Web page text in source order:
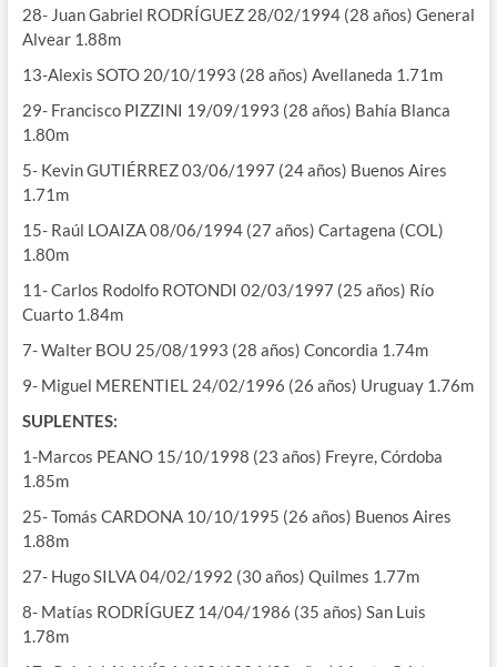
28- Juan Gabriel RODRÍGUEZ 28/02/1994 (28 años) General
Alvear 1.88m
13-Alexis SOTO 20/10/1993 (28 años) Avellaneda 1.71m
29- Francisco PIZZINI 19/09/1993 (28 años) Bahía Blanca
1.80m
5- Kevin GUTIÉRREZ 03/06/1997 (24 años) Buenos Aires
1.71m
15- Raúl LOAIZA 08/06/1994 (27 años) Cartagena (COL)
1.80m
11- Carlos Rodolfo ROTONDI 02/03/1997 (25 años) Río
Cuarto 1.84m
7- Walter BOU 25/08/1993 (28 años) Concordia 1.74m
9- Miguel MERENTIEL 24/02/1996 (26 años) Uruguay 1.76m
SUPLENTES:
1-Marcos PEANO 15/10/1998 (23 años) Freyre, Córdoba
1.85m
25- Tomás CARDONA 10/10/1995 (26 años) Buenos Aires
1.88m
27- Hugo SILVA 04/02/1992 (30 años) Quilmes 1.77m
8- Matías RODRÍGUEZ 14/04/1986 (35 años) San Luis
1.78m